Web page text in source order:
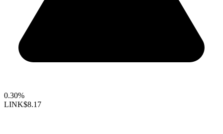
0.30%
LINK$8.17